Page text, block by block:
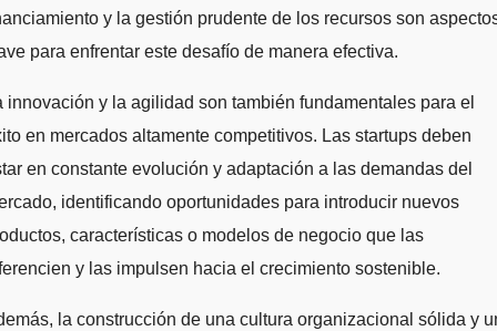
y la gestión prudente de los recursos son
para enfrentar este desafío de manera efectiva.
innovación y la agilidad son también fundamentales para el
en mercados altamente competitivos. Las startups deben
en constante evolución y adaptación a las demandas del
identificando oportunidades para introducir nuevos
características o modelos de negocio que las
y las impulsen hacia el crecimiento sostenible.
la construcción de una cultura organizacional sólida y